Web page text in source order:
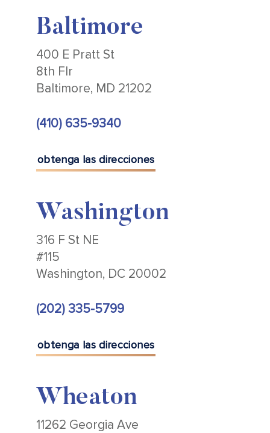
Baltimore
400 E Pratt St
8th Flr
Baltimore, MD 21202
(410) 635-9340
obtenga las direcciones
Washington
316 F St NE
#115
Washington, DC 20002
(202) 335-5799
obtenga las direcciones
Wheaton
11262 Georgia Ave